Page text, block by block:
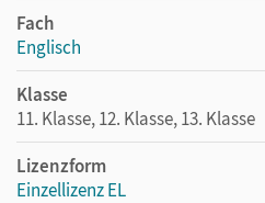
Fach
Englisch
Klasse
11. Klasse, 12. Klasse, 13. Klasse
Lizenzform
Einzellizenz EL